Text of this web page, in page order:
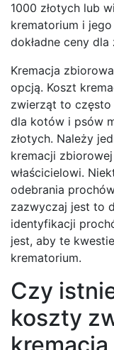
1000 złotych lub
krematorium i
dokładne ceny
Kremacja
opcją. Koszt
zwierząt to często
dla kotów i psów
złotych. Należy
kremacji
właścicielowi.
odebrania
zazwyczaj jest to
identyfikacji
jest, aby te
krematorium.
Czy
koszty